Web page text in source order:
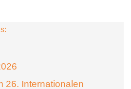
26. Internationalen